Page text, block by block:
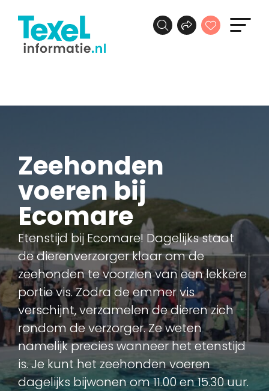
Zeehonden
voeren bij
Ecomare
Etenstijd bij Ecomare! Dagelijks staat
de dierenverzorger klaar om de
zeehonden te voorzien van een lekkere
portie vis. Zodra de emmer vis
verschijnt, verzamelen de dieren zich
rondom de verzorger. Ze weten
namelijk precies wanneer het etenstijd
is. Je kunt het zeehonden voeren
dagelijks bijwonen om 11.00 en 15.30 uur.